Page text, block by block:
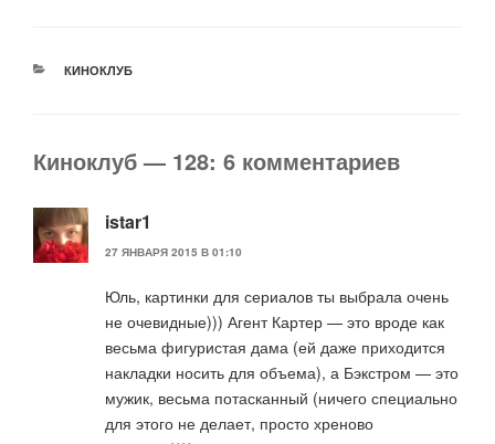
РУБРИКИ
КИНОКЛУБ
Киноклуб — 128: 6 комментариев
istar1
27 ЯНВАРЯ 2015 В 01:10
Юль, картинки для сериалов ты выбрала очень
не очевидные))) Агент Картер — это вроде как
весьма фигуристая дама (ей даже приходится
накладки носить для объема), а Бэкстром — это
мужик, весьма потасканный (ничего специально
для этого не делает, просто хреново